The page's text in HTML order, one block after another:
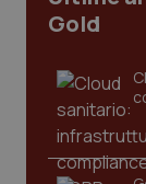
Goldprotette
Nome